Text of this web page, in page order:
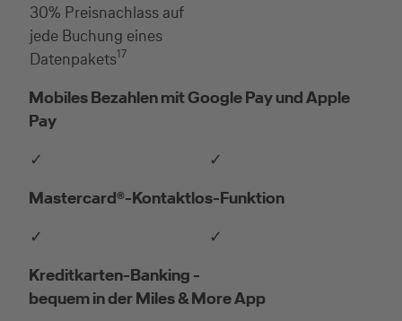
30% Preisnachlass auf
jede Buchung eines
Datenpakets17
Mobiles Bezahlen mit Google Pay und Apple
Pay
✓
✓
Mastercard®-Kontaktlos-Funktion
✓
✓
Kreditkarten-Banking -
bequem in der Miles & More App